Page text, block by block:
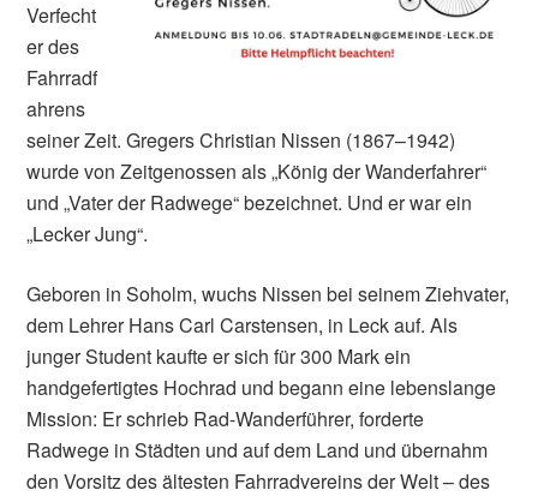
Verfecht
er des
Fahrradf
ahrens
seiner Zeit. Gregers Christian Nissen (1867–1942)
wurde von Zeitgenossen als „König der Wanderfahrer“
und „Vater der Radwege“ bezeichnet. Und er war ein
„Lecker Jung“.
Geboren in Soholm, wuchs Nissen bei seinem Ziehvater,
dem Lehrer Hans Carl Carstensen, in Leck auf. Als
junger Student kaufte er sich für 300 Mark ein
handgefertigtes Hochrad und begann eine lebenslange
Mission: Er schrieb Rad-Wanderführer, forderte
Radwege in Städten und auf dem Land und übernahm
den Vorsitz des ältesten Fahrradvereins der Welt – des